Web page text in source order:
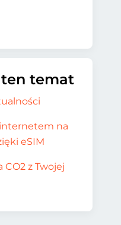
temat
internetem na
eSIM
z Twojej